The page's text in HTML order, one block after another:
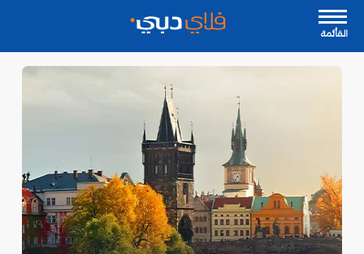
القأئمة